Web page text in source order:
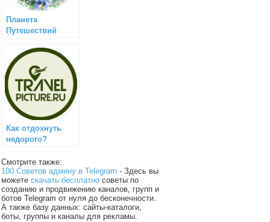
Планета
Путешествий
Как отдохнуть
недорого?
Смотрите также:
100 Советов админу в Telegram - Здесь вы
можетескачать бесплатно советы по
созданию и продвижению каналов, групп и
ботов Telegram от нуля до бесконечности.
А также базу данных: сайты-каталоги,
боты, группы и каналы для рекламы.